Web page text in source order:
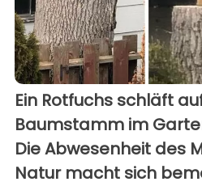
Ein Rotfuchs schläft
Baumstamm im
Die Abwesenheit des
Natur macht sich